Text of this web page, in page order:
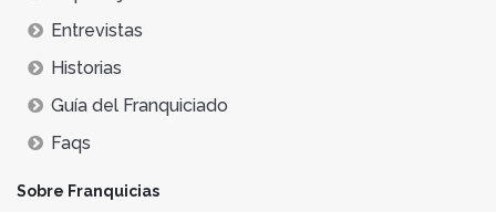
Entrevistas
Historias
Guía del Franquiciado
Faqs
Sobre Franquicias